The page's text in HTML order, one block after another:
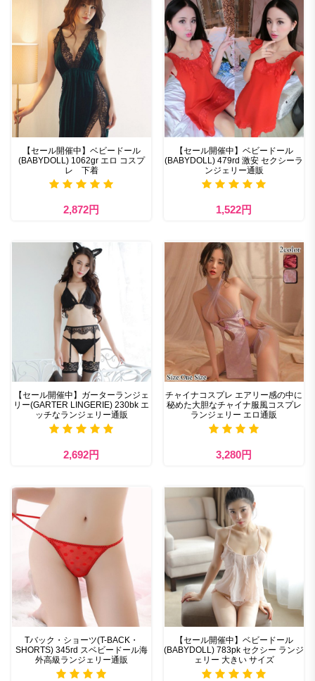
【セール開催中】ベビードール
(BABYDOLL) 1062gr エロ コスプ
レ 下着
2,872円
【セール開催中】ベビードール
(BABYDOLL) 479rd 激安 セクシーラ
ンジェリー通販
1,522円
【セール開催中】ガーターランジェ
リー(GARTER LINGERIE) 230bk エ
ッチなランジェリー通販
2,692円
チャイナコスプレ エアリー感の中に
秘めた大胆なチャイナ服風コスプレ
ランジェリー エロ通販
3,280円
Tバック・ショーツ(T-BACK・
SHORTS) 345rd スベビードール海
外高級ランジェリー通販
【セール開催中】ベビードール
(BABYDOLL) 783pk セクシー ランジ
ェリー 大きい サイズ